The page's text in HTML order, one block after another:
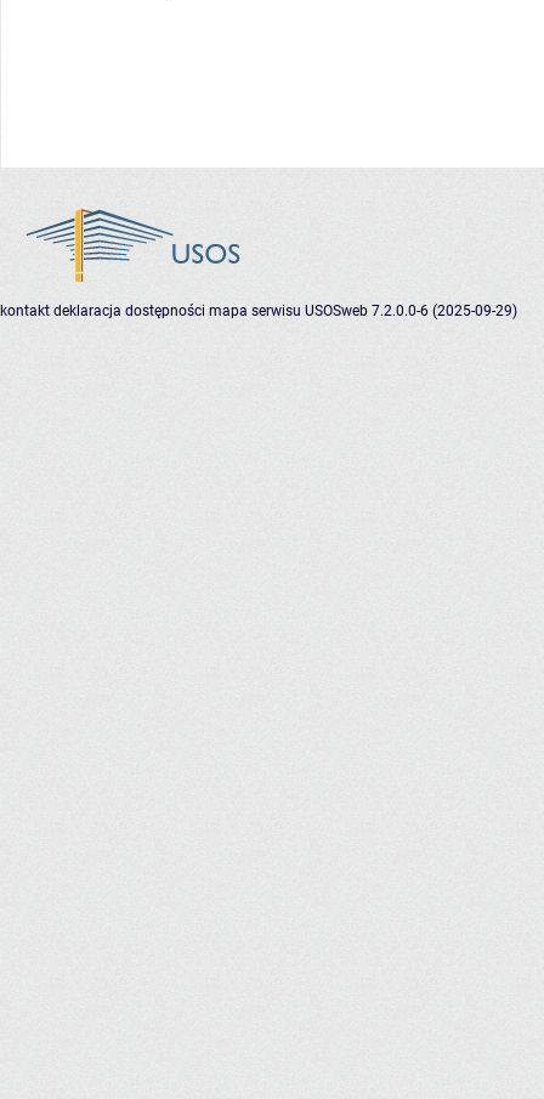
kontakt deklaracja dostępności mapa serwisu USOSweb 7.2.0.0-6 (2025-09-29)